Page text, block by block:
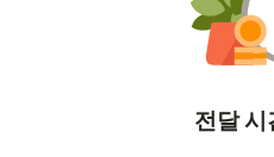
전달 시